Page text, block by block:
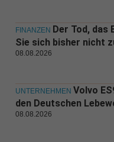
FINANZEN Der Tod, das
Sie sich bisher nicht
08.08.2026
UNTERNEHMEN Volvo
den Deutschen
08.08.2026